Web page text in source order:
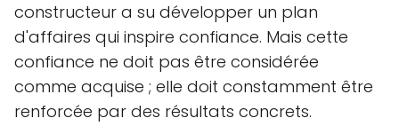
constructeur a su développer un plan
d'affaires qui inspire confiance. Mais cette
confiance ne doit pas être considérée
comme acquise ; elle doit constamment être
renforcée par des résultats concrets.